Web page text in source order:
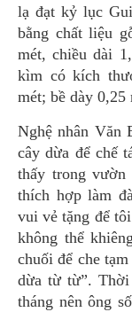
lạ đạt kỷ lục
bằng chất liệu
mét, chiều dài
kìm có kích
mét; bề dày 0,25
Nghệ nhân Văn
cây dừa để chế
thấy trong
thích hợp làm
vui vẻ tặng để
không thể
chuối để che
dừa từ từ”.
tháng nên ông